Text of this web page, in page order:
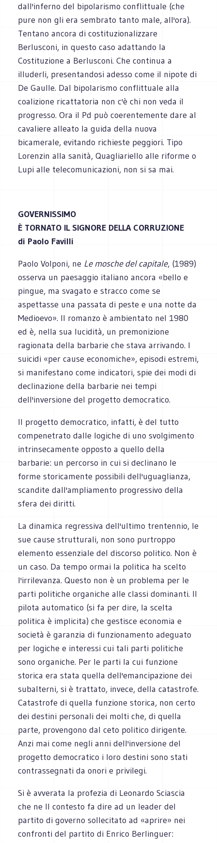
dall'inferno del bipolarismo conflittuale (che
pure non gli era sembrato tanto male, all'ora).
Tentano ancora di costituzionalizzare
Berlusconi, in questo caso adattando la
Costituzione a Berlusconi. Che continua a
illuderli, presentandosi adesso come il nipote di
De Gaulle. Dal bipolarismo conflittuale alla
coalizione ricattatoria non c'è chi non veda il
progresso. Ora il Pd può coerentemente dare al
cavaliere alleato la guida della nuova
bicamerale, evitando richieste peggiori. Tipo
Lorenzin alla sanità, Quagliariello alle riforme o
Lupi alle telecomunicazioni, non si sa mai.
GOVERNISSIMO
È TORNATO IL SIGNORE DELLA CORRUZIONE
di Paolo Favilli
Paolo Volponi, ne Le mosche del capitale, (1989)
osserva un paesaggio italiano ancora «bello e
pingue, ma svagato e stracco come se
aspettasse una passata di peste e una notte da
Medioevo». Il romanzo è ambientato nel 1980
ed è, nella sua lucidità, un premonizione
ragionata della barbarie che stava arrivando. I
suicidi «per cause economiche», episodi estremi,
si manifestano come indicatori, spie dei modi di
declinazione della barbarie nei tempi
dell'inversione del progetto democratico.
Il progetto democratico, infatti, è del tutto
compenetrato dalle logiche di uno svolgimento
intrinsecamente opposto a quello della
barbarie: un percorso in cui si declinano le
forme storicamente possibili dell'uguaglianza,
scandite dall'ampliamento progressivo della
sfera dei diritti.
La dinamica regressiva dell'ultimo trentennio, le
sue cause strutturali, non sono purtroppo
elemento essenziale del discorso politico. Non è
un caso. Da tempo ormai la politica ha scelto
l'irrilevanza. Questo non è un problema per le
parti politiche organiche alle classi dominanti. Il
pilota automatico (si fa per dire, la scelta
politica è implicita) che gestisce economia e
società è garanzia di funzionamento adeguato
per logiche e interessi cui tali parti politiche
sono organiche. Per le parti la cui funzione
storica era stata quella dell'emancipazione dei
subalterni, si è trattato, invece, della catastrofe.
Catastrofe di quella funzione storica, non certo
dei destini personali dei molti che, di quella
parte, provengono dal ceto politico dirigente.
Anzi mai come negli anni dell'inversione del
progetto democratico i loro destini sono stati
contrassegnati da onori e privilegi.
Si è avverata la profezia di Leonardo Sciascia
che ne Il contesto fa dire ad un leader del
partito di governo sollecitato ad «aprire» nei
confronti del partito di Enrico Berlinguer: